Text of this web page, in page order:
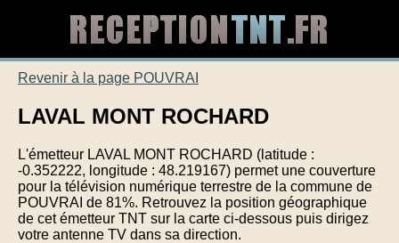
Revenir à la page POUVRAI
LAVAL MONT ROCHARD
L'émetteur LAVAL MONT ROCHARD (latitude :
-0.352222, longitude : 48.219167) permet une couverture
pour la télévision numérique terrestre de la commune de
POUVRAI de 81%. Retrouvez la position géographique
de cet émetteur TNT sur la carte ci-dessous puis dirigez
votre antenne TV dans sa direction.